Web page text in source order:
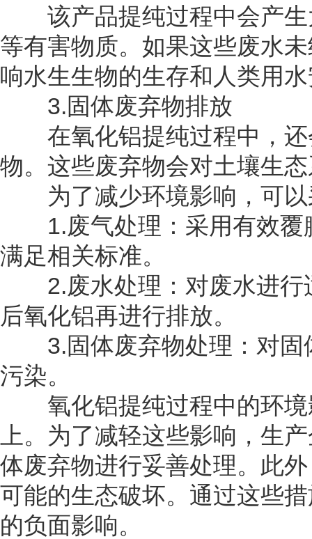
该产品提纯过程中会产生
等有害物质。如果这些废水
响水生生物的生存和人类用
3.固体废弃物排放
在氧化铝提纯过程中，还
物。这些废弃物会对土壤生
为了减少环境影响，可以
‌1.废气处理‌：采用有效覆
满足相关标准‌。
‌2.废水处理‌：对废水进行
后氧化铝再进行排放‌。
‌3.固体废弃物处理‌：对固
污染‌。
氧化铝提纯过程中的环境
上。为了减轻这些影响，生
体废弃物进行妥善处理。此
可能的生态破坏。通过这些
的负面影响。